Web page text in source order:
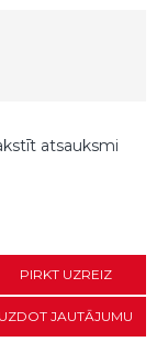
atsauksmi
PIRKT UZREIZ
UZDOT JAUTĀJUMU